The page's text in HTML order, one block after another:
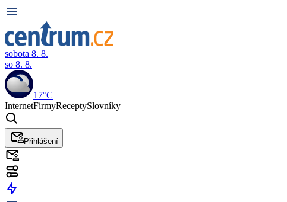
sobota 8. 8.
so 8. 8.
17°C
InternetFirmyReceptySlovníky
Přihlášení